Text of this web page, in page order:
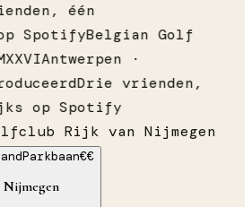
één
SpotifyBelgian Golf
Antwerpen ·
Drie vrienden,
op Spotify
Rijk van Nijmegen
Parkbaan€€